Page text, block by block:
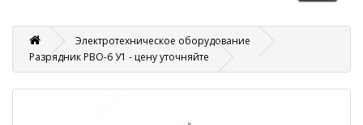
Электротехническое оборудование
Разрядник РВО-6 У1 - цену уточняйте